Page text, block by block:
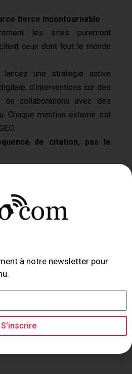
tierce incontournable
les sites purement
ceux dont tout le monde
une stratégie active
d’interventions sur des
de collaborations avec des
Chaque mention externe est
de citation, pas le
? Interrogez régulièrement
Gemini sur vos thématiques
Un contenu non mis à
semaines perd nettement en
de 5 jours.
publication continue, avec
à notre newsletter pour
S'inscrire